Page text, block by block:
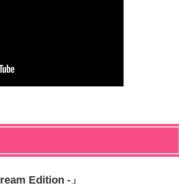
Edition -」